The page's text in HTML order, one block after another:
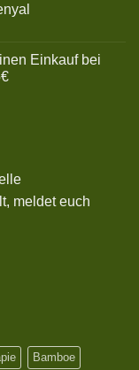
Einkauf bei
meldet euch
Bamboe